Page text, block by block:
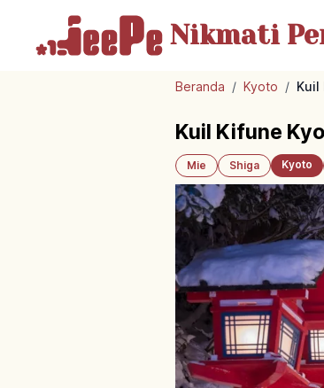
Nikmati
Beranda / Kyoto / Kuil
Kuil Kifune
Mie Shiga Kyoto